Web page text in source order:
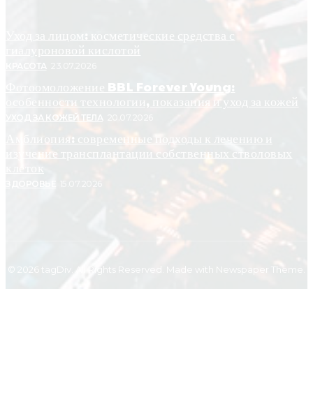
Уход за лицом: косметические средства с
гиалуроновой кислотой
КРАСОТА
Фотоомоложение BBL Forever Young:
особенности технологии, показания и уход за кожей
УХОД ЗА КОЖЕЙ ТЕЛА
Амблиопия: современные подходы к лечению и
изучение трансплантации собственных стволовых
клеток
ЗДОРОВЬЕ
© 2026 tagDiv. All Rights Reserved. Made with Newspaper Theme.